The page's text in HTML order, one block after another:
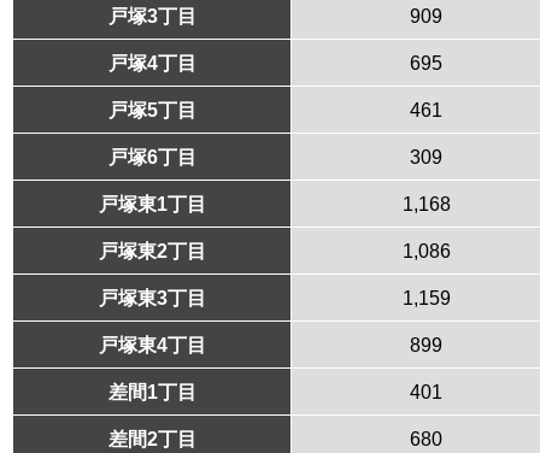
戸塚3丁目 909
戸塚4丁目 695
戸塚5丁目 461
戸塚6丁目 309
戸塚東1丁目 1,168
戸塚東2丁目 1,086
戸塚東3丁目 1,159
戸塚東4丁目 899
差間1丁目 401
差間2丁目 680